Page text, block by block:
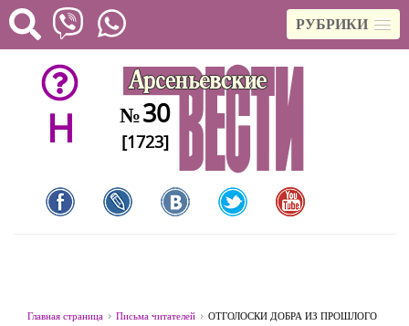
РУБРИКИ
H №30
[1723]
Главная страница Письма читателей ОТГОЛОСКИ ДОБРА ИЗ ПРОШЛОГО